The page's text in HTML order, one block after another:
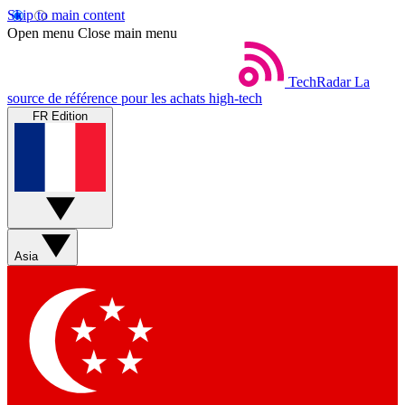
Skip to main content
Open menu Close main menu
TechRadar La
source de référence pour les achats high-tech
FR Edition
Asia